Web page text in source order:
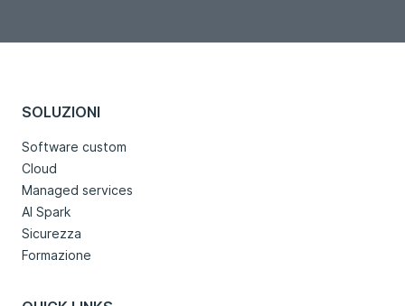
SOLUZIONI
Software custom
Cloud
Managed services
AI Spark
Sicurezza
Formazione